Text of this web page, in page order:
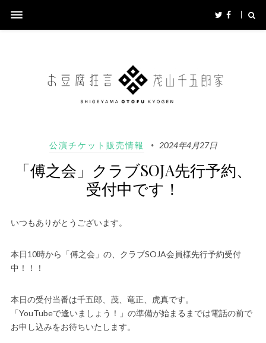
公演チケット販売情報 2024年4月27日
「傅之会」クラブSOJA先行予約、
受付中です！
いつもありがとうございます。
本日10時から「傅之会」の、クラブSOJA会員様先行予約受付
中！！！
本日の受付当番は千五郎、茂、竜正、虎真です。
「YouTubeで逢いましょう！」の準備が始まるまでは電話の前で
お申し込みをお待ちいたします。